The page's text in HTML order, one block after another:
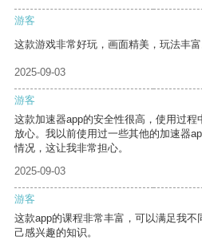
游客
这款游戏非常好玩，画面精美，玩法丰富
2025-09-03
游客
这款加速器app的安全性很高，使用过
放心。我以前使用过一些其他的加速器
情况，这让我非常担心。
2025-09-03
游客
这款app的课程非常丰富，可以满足我不
己感兴趣的知识。